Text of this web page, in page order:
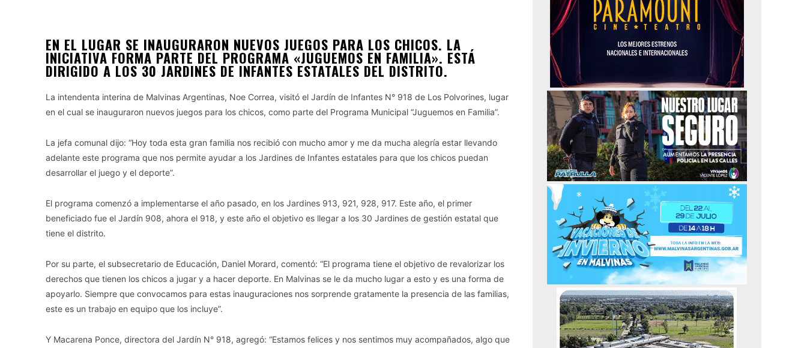
EN EL LUGAR SE INAUGURARON NUEVOS JUEGOS PARA LOS CHICOS. LA
INICIATIVA FORMA PARTE DEL PROGRAMA «JUGUEMOS EN FAMILIA». ESTÁ
DIRIGIDO A LOS 30 JARDINES DE INFANTES ESTATALES DEL DISTRITO.
La intendenta interina de Malvinas Argentinas, Noe Correa, visitó el Jardín de Infantes N° 918 de Los Polvorines, lugar
en el cual se inauguraron nuevos juegos para los chicos, como parte del Programa Municipal “Juguemos en Familia”.
La jefa comunal dijo: “Hoy toda esta gran familia nos recibió con mucho amor y me da mucha alegría estar llevando
adelante este programa que nos permite ayudar a los Jardines de Infantes estatales para que los chicos puedan
desarrollar el juego y el deporte”.
El programa comenzó a implementarse el año pasado, en los Jardines 913, 921, 928, 917. Este año, el primer
beneficiado fue el Jardín 908, ahora el 918, y este año el objetivo es llegar a los 30 Jardines de gestión estatal que
tiene el distrito.
Por su parte, el subsecretario de Educación, Daniel Morard, comentó: “El programa tiene el objetivo de revalorizar los
derechos que tienen los chicos a jugar y a hacer deporte. En Malvinas se le da mucho lugar a esto y es una forma de
apoyarlo. Siempre que convocamos para estas inauguraciones nos sorprende gratamente la presencia de las familias,
este es un trabajo en equipo que los incluye”.
Y Macarena Ponce, directora del Jardín N° 918, agregó: “Estamos felices y nos sentimos muy acompañados, algo que